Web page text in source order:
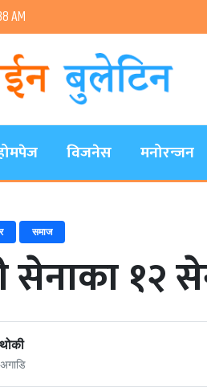
AM
विजनेस मनोरन्जन
समाज
सेनाका १२